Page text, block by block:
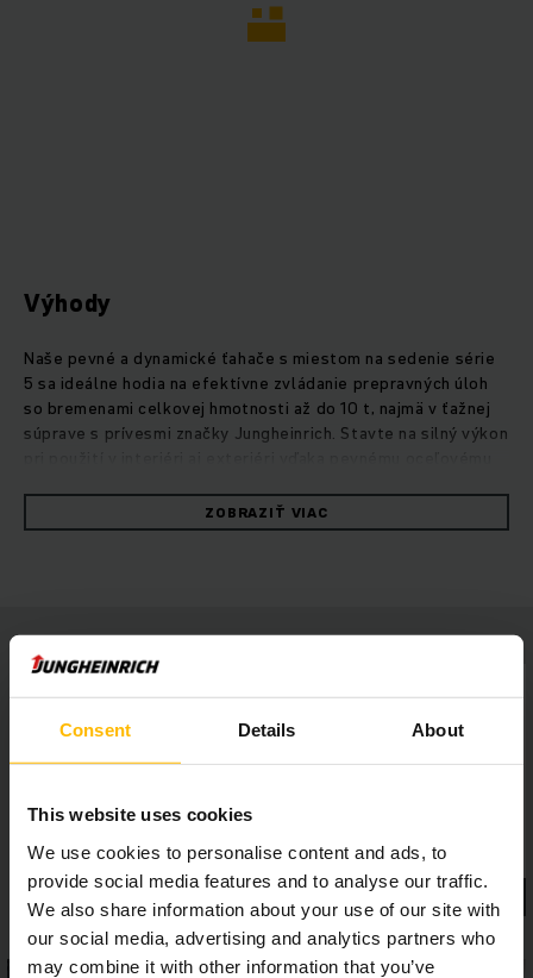
Consent Details About
This website uses cookies
We use cookies to personalise content and ads, to
provide social media features and to analyse our traffic.
We also share information about your use of our site with
our social media, advertising and analytics partners who
may combine it with other information that you’ve
Výhody
Naše pevné a dynamické ťahače s miestom na sedenie série
5 sa ideálne hodia na efektívne zvládanie prepravných úloh
so bremenami celkovej hmotnosti až do 10 t, najmä v ťažnej
súprave s prívesmi značky Jungheinrich. Stavte na silný výkon
efektívny koncept pohonu podporuje 48 V trojfázový motor
so silným zrýchlením a vysokými koncovými rýchlosťami.
Priestranné a pohodlné miesto obsluhy jej ponúka dostatok
priestoru na nohy aj ľahko dostupné ovládacie prvky, akými je
stupienok.
ZOBRAZIŤ VIAC